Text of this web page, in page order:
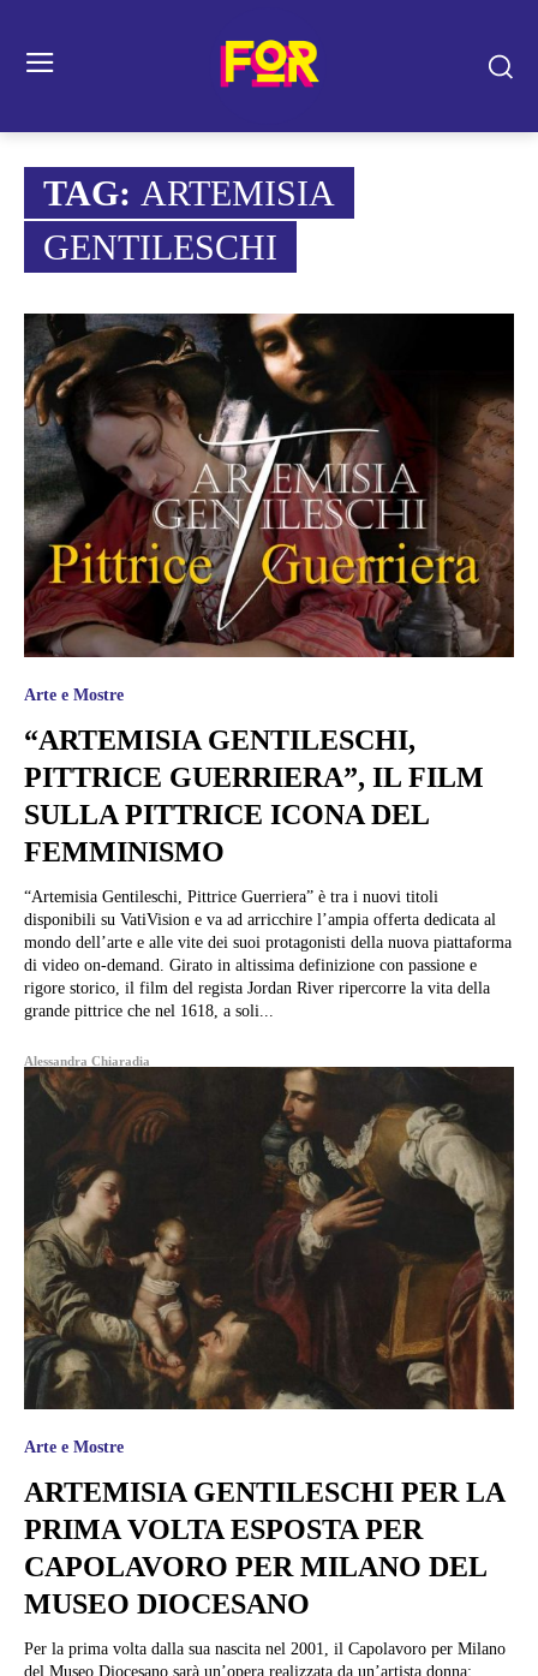
TAG: ARTEMISIA
GENTILESCHI
Arte e Mostre
“ARTEMISIA GENTILESCHI,
PITTRICE GUERRIERA”, IL FILM
SULLA PITTRICE ICONA DEL
FEMMINISMO
“Artemisia Gentileschi, Pittrice Guerriera” è tra i nuovi titoli
disponibili su VatiVision e va ad arricchire l’ampia offerta dedicata al
mondo dell’arte e alle vite dei suoi protagonisti della nuova piattaforma
di video on-demand. Girato in altissima definizione con passione e
rigore storico, il film del regista Jordan River ripercorre la vita della
grande pittrice che nel 1618, a soli...
Alessandra Chiaradia
Arte e Mostre
ARTEMISIA GENTILESCHI PER LA
PRIMA VOLTA ESPOSTA PER
CAPOLAVORO PER MILANO DEL
MUSEO DIOCESANO
Per la prima volta dalla sua nascita nel 2001, il Capolavoro per Milano
del Museo Diocesano sarà un’opera realizzata da un’artista donna: